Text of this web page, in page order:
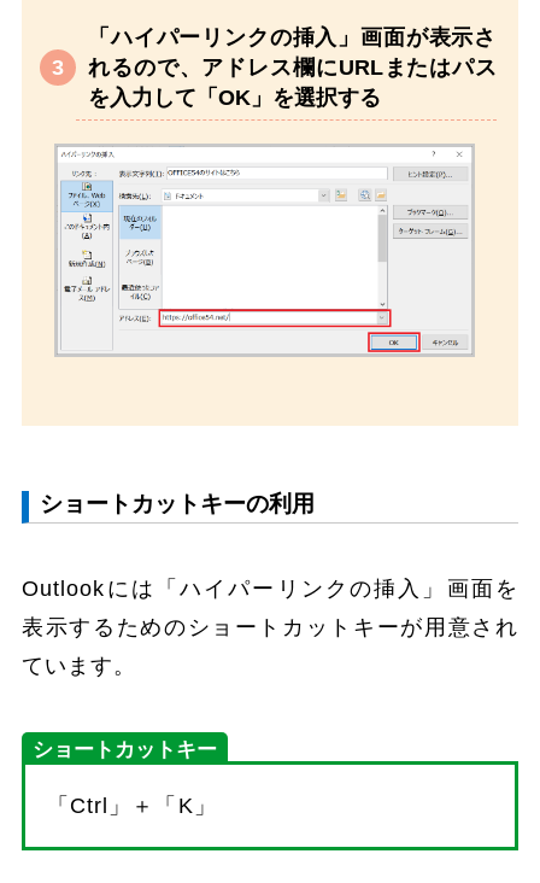
「ハイパーリンクの挿入」画面が表示さ
れるので、アドレス欄にURLまたはパス
を入力して「OK」を選択する
ショートカットキーの利用
Outlookには「ハイパーリンクの挿入」画面を
表示するためのショートカットキーが用意され
ています。
ショートカットキー
「Ctrl」＋「K」